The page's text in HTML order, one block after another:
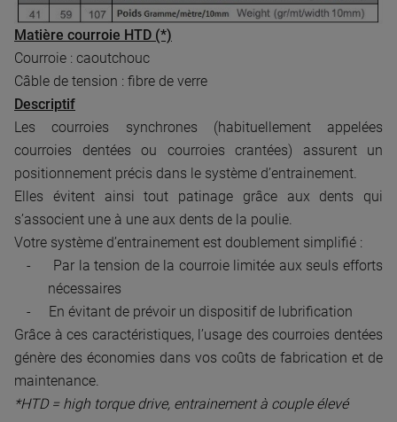
Matière courroie HTD (*)
Courroie : caoutchouc
Câble de tension : fibre de verre
Descriptif
Les courroies synchrones (habituellement appelées
courroies dentées ou courroies crantées) assurent un
positionnement précis dans le système d’entrainement.
Elles évitent ainsi tout patinage grâce aux dents qui
s’associent une à une aux dents de la poulie.
Votre système d’entrainement est doublement simplifié :
-
Par la tension de la courroie limitée aux seuls efforts
nécessaires
-
En évitant de prévoir un dispositif de lubrification
Grâce à ces caractéristiques, l’usage des courroies dentées
génère des économies dans vos coûts de fabrication et de
maintenance.
*HTD = high torque drive, entrainement à couple élevé